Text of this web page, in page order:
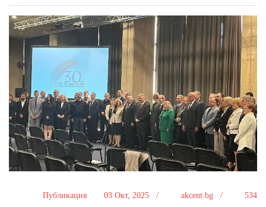
Публикация 03 Окт, 2025 / akcent.bg / 534